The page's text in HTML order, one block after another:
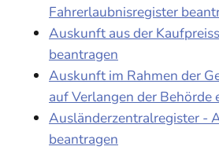
Fahrerlaubnisregister
Auskunft aus der
beantragen
Auskunft im Rahmen der
auf Verlangen der Behörde
Ausländerzentralregister -
beantragen